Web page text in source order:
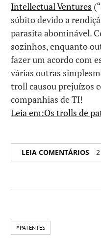
Intellectual Ventures
súbito devido a
parasita abominável.
sozinhos, enquanto
fazer um acordo com
várias outras
troll causou prejuízos
companhias de TI!
Leia em:Os trolls de
LEIA COMENTÁRIOS 2
#PATENTES